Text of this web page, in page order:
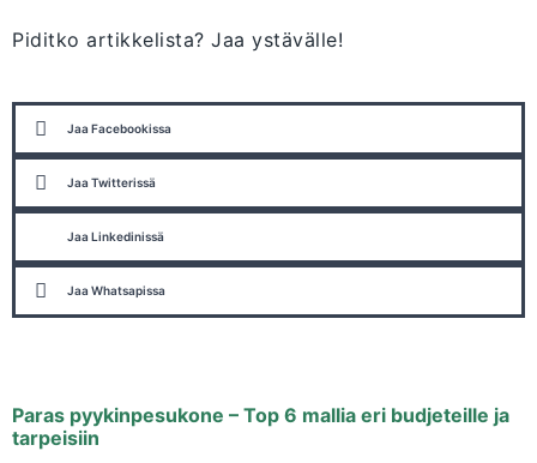
Piditko artikkelista? Jaa ystävälle!
Jaa Facebookissa
Jaa Twitterissä
Jaa Linkedinissä
Jaa Whatsapissa
Paras pyykinpesukone – Top 6 mallia eri budjeteille ja
tarpeisiin